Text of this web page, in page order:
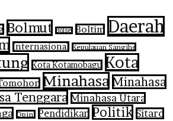
Bolmut Bolsel Boltim Daerah
Internasional Kepulauan Sangihe
Kota Kotamobagu Kota
Minahasa Minahasa
Tenggara Minahasa Utara
Opini Pendidikan Politik Sitaro